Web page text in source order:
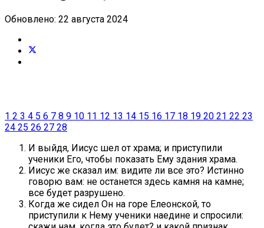
Обновлено: 22 августа 2024
1 2 3 4 5 6 7 8 9 10 11 12 13 14 15 16 17 18 19 20 21 22 23
24 25 26 27 28
И выйдя, Иисус шел от храма; и приступили
ученики Его, чтобы показать Ему здания храма.
Иисус же сказал им: видите ли все это? Истинно
говорю вам: не останется здесь камня на камне;
все будет разрушено.
Когда же сидел Он на горе Елеонской, то
приступили к Нему ученики наедине и спросили: